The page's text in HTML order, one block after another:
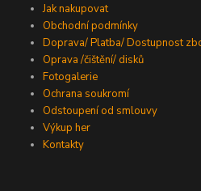
Jak nakupovat
Obchodní podmínky
Doprava/ Platba/ Dostupnost
Oprava /čištění/ disků
Fotogalerie
Ochrana soukromí
Odstoupení od smlouvy
Výkup her
Kontakty